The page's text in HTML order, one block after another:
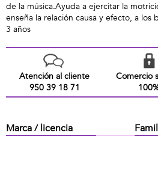
de la música.Ayuda a ejercitar la
enseña la relación causa y efecto, a los
3 años
Atención al cliente
950 39 18 71
Comercio
Marca / licencia